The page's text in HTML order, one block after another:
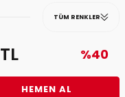
TÜM RENKLER
TL %40
HEMEN AL